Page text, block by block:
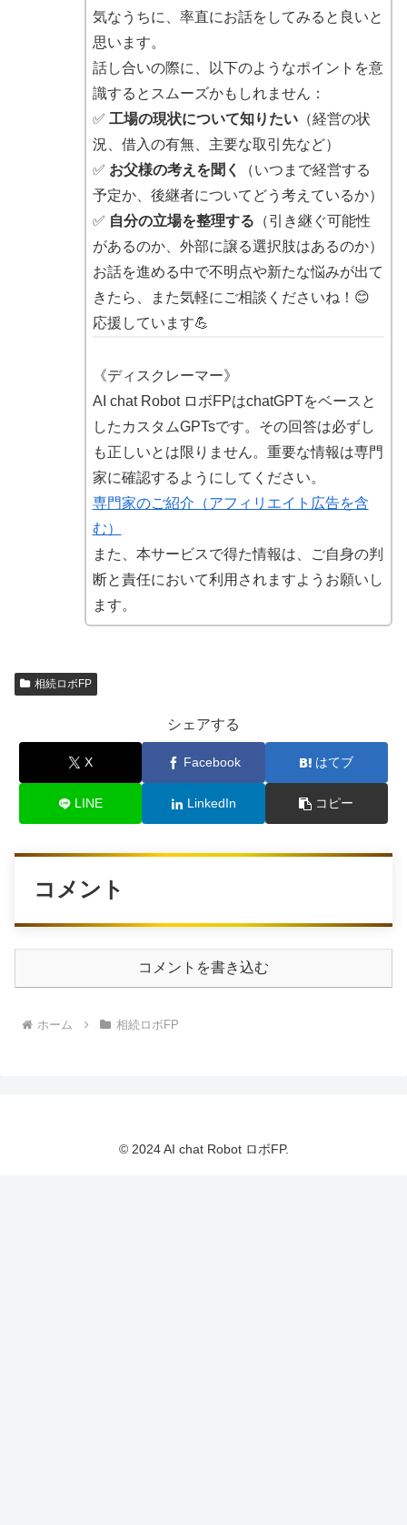
気なうちに、率直にお話をしてみると良いと
思います。
話し合いの際に、以下のようなポイントを意
識するとスムーズかもしれません：
✅ 工場の現状について知りたい（経営の状
況、借入の有無、主要な取引先など）
✅ お父様の考えを聞く
（いつまで経営する
予定か、後継者についてどう考えているか）
✅ 自分の立場を整理する （引き継ぐ可能性
があるのか、外部に譲る選択肢はあるのか）
お話を進める中で不明点や新たな悩みが出て
きたら、また気軽にご相談くださいね！😊
応援しています💪
《ディスクレーマー》
AI chat Robot ロボFPはchatGPTをベースと
したカスタムGPTsです。その回答は必ずし
も正しいとは限りません。重要な情報は専門
家に確認するようにしてください。
専門家のご紹介（アフィリエイト広告を含
む）
また、本サービスで得た情報は、ご自身の判
断と責任において利用されますようお願いし
ます。
相続ロボFP
シェアする
X Facebook はてブ
LINE LinkedIn コピー
コメント
コメントを書き込む
ホーム 相続ロボFP
© 2024 AI chat Robot ロボFP.